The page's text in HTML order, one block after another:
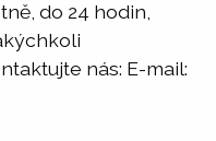
do 24 hodin,
nás: E-mail: